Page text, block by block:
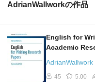
AdrianWallworkの作品
English for
Academic
AdrianWallwork
45 5.00